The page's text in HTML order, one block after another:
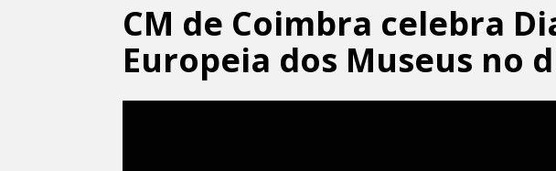
CM de Coimbra celebra
Europeia dos Museus no